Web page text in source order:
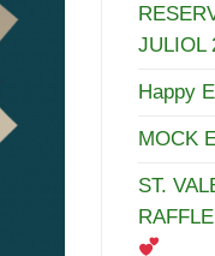
JULIOL
Happy
MOCK
ST.